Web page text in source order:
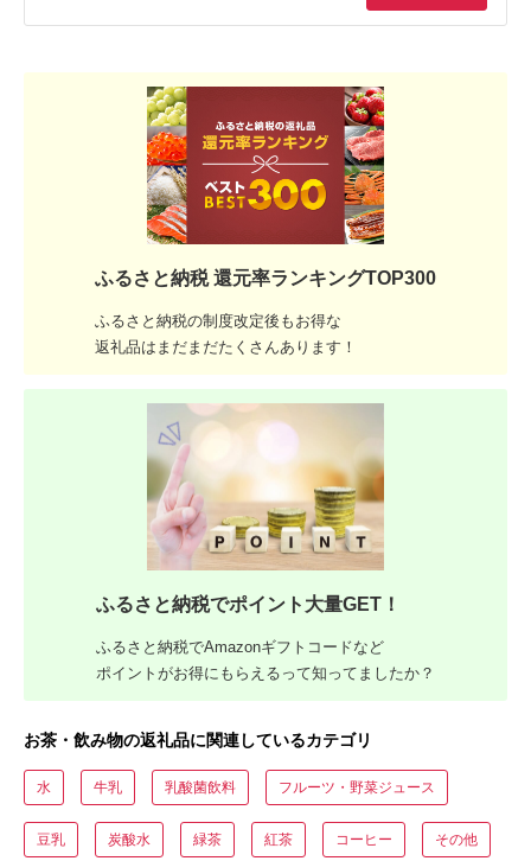
ふるさと納税 還元率ランキングTOP300
ふるさと納税の制度改定後もお得な
返礼品はまだまだたくさんあります！
ふるさと納税でポイント大量GET！
ふるさと納税でAmazonギフトコードなど
ポイントがお得にもらえるって知ってましたか？
お茶・飲み物の返礼品に関連しているカテゴリ
水 牛乳 乳酸菌飲料 フルーツ・野菜ジュース
豆乳 炭酸水 緑茶 紅茶 コーヒー その他